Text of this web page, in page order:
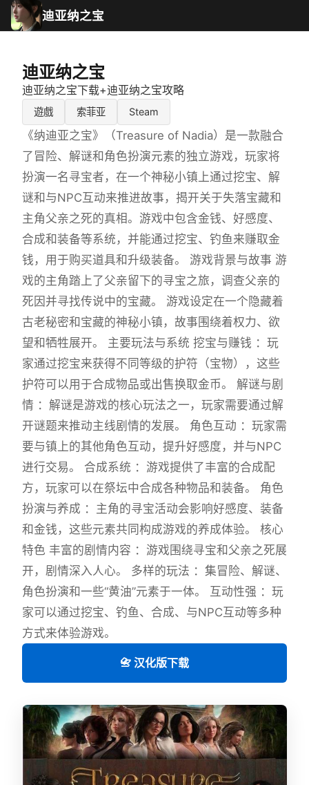
迪亚纳之宝
迪亚纳之宝
迪亚纳之宝下载+迪亚纳之宝攻略
遊戲 索菲亚 Steam
《纳迪亚之宝》（Treasure of Nadia）是一款融合
了冒险、解谜和角色扮演元素的独立游戏，玩家将
扮演一名寻宝者，在一个神秘小镇上通过挖宝、解
谜和与NPC互动来推进故事，揭开关于失落宝藏和
主角父亲之死的真相。游戏中包含金钱、好感度、
合成和装备等系统，并能通过挖宝、钓鱼来赚取金
钱，用于购买道具和升级装备。 游戏背景与故事 游
戏的主角踏上了父亲留下的寻宝之旅，调查父亲的
死因并寻找传说中的宝藏。 游戏设定在一个隐藏着
古老秘密和宝藏的神秘小镇，故事围绕着权力、欲
望和牺牲展开。 主要玩法与系统 挖宝与赚钱 ：玩
家通过挖宝来获得不同等级的护符（宝物），这些
护符可以用于合成物品或出售换取金币。 解谜与剧
情 ：解谜是游戏的核心玩法之一，玩家需要通过解
开谜题来推动主线剧情的发展。 角色互动 ：玩家需
要与镇上的其他角色互动，提升好感度，并与NPC
进行交易。 合成系统 ：游戏提供了丰富的合成配
方，玩家可以在祭坛中合成各种物品和装备。 角色
扮演与养成 ：主角的寻宝活动会影响好感度、装备
和金钱，这些元素共同构成游戏的养成体验。 核心
特色 丰富的剧情内容 ：游戏围绕寻宝和父亲之死展
开，剧情深入人心。 多样的玩法 ：集冒险、解谜、
角色扮演和一些“黄油”元素于一体。 互动性强 ：玩
家可以通过挖宝、钓鱼、合成、与NPC互动等多种
方式来体验游戏。
📇 汉化版下载